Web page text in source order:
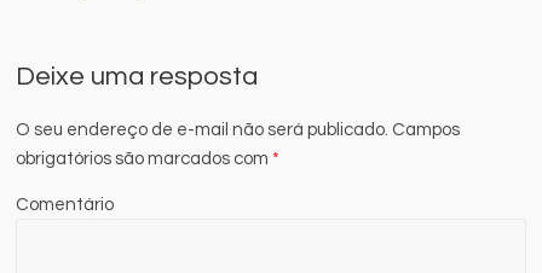
Deixe uma resposta
O seu endereço de e-mail não será publicado. Campos
obrigatórios são marcados com*
Comentário